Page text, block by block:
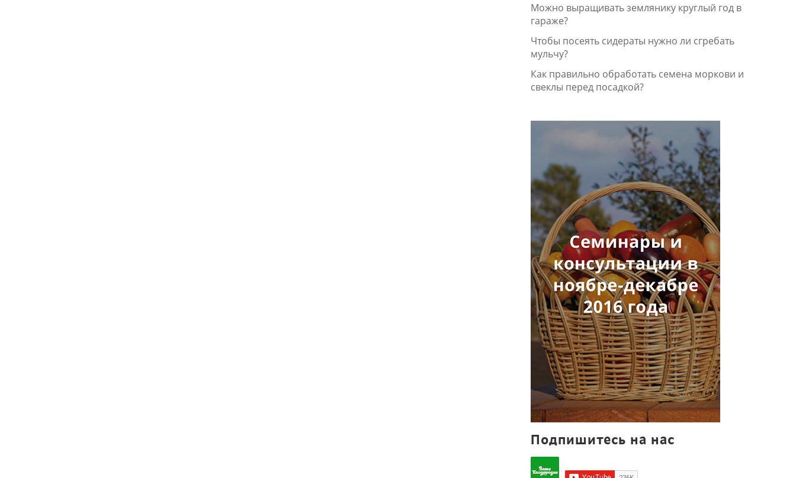
Можно выращивать землянику круглый год в
гараже?
Чтобы посеять сидераты нужно ли сгребать
мульчу?
Как правильно обработать семена моркови и
свеклы перед посадкой?
Подпишитесь на нас